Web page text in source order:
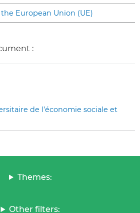
European Union (UE)
:
de l’économie sociale et
Themes:
Other filters: